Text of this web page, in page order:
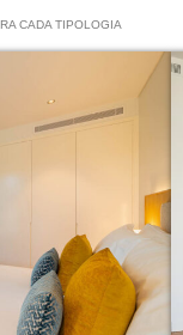
CADA TIPOLOGIA